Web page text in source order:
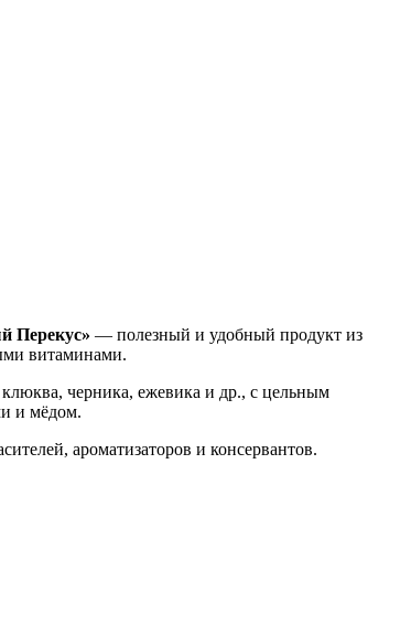
Перекус» — полезный и удобный продукт из
витаминами.
черника, ежевика и др., с цельным
и мёдом.
ароматизаторов и консервантов.